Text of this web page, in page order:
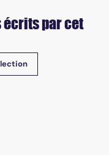
écrits par cet